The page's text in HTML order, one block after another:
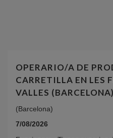
OPERARIO/A DE
CARRETILLA EN LES
VALLES (BARCELONA)
(Barcelona)
7/08/2026